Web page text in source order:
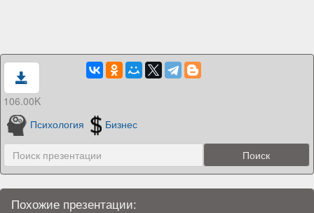
106.00K
Психология
Бизнес
Похожие презентации: